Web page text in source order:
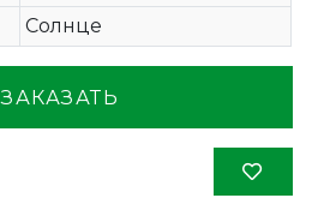
Солнце
ЗАКАЗАТЬ